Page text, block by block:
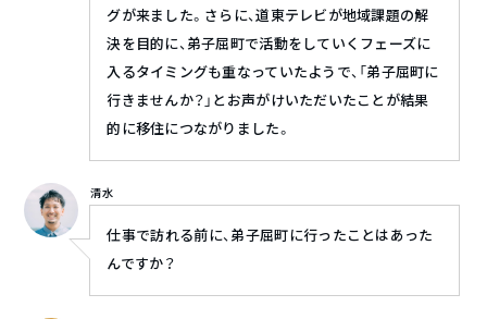
グが来ました。さらに、道東テレビが地域課題の解
決を目的に、弟子屈町で活動をしていくフェーズに
入るタイミングも重なっていたようで、「弟子屈町に
行きませんか？」とお声がけいただいたことが結果
的に移住につながりました。
清水
仕事で訪れる前に、弟子屈町に行ったことはあった
んですか？